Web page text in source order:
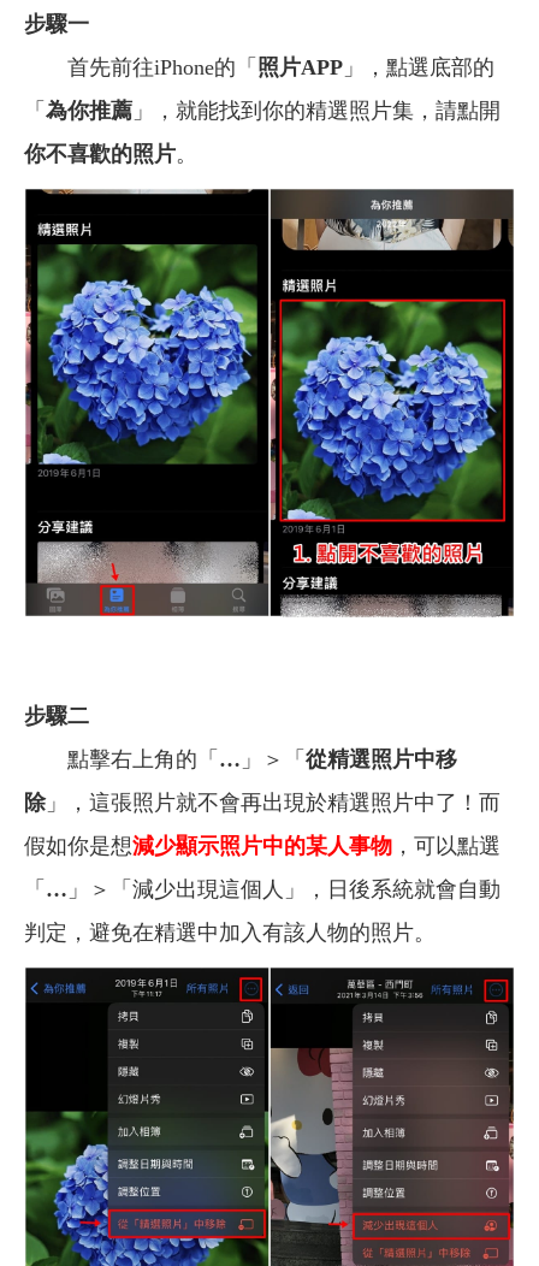
步驟一
首先前往iPhone的「 照片APP 」，點選底部的
「 為你推薦 」，就能找到你的精選照片集，請點開
你不喜歡的照片。
步驟二
點擊右上角的「 … 」＞「 從精選照片中移
除」，這張照片就不會再出現於精選照片中了！而
假如你是想減少顯示照片中的某人事物 ，可以點選
「 … 」＞「減少出現這個人」，日後系統就會自動
判定，避免在精選中加入有該人物的照片。